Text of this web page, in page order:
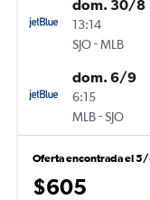
dom. 30/8
13:14
SJO-MLB
dom. 6/9
6:15
MLB-SJO
Oferta encontrada el
$605